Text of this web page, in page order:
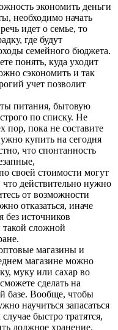
экономить деньги
необходимо начать
идет о семье, то
где будут
семейного бюджета.
понять, куда уходит
сэкономить и так
учет позволит
питания, бытовую
по списку. Не
пор, пока не составите
купить на сегодня
что спонтанность
своей стоимости могут
что действительно нужно
от возможности
отказаться, иначе
без источников
такой сложной
магазины и
магазине можно
муку или сахар во
сделать на
базе. Вообще, чтобы
научиться запасаться
быстро тратятся,
должное хранение.